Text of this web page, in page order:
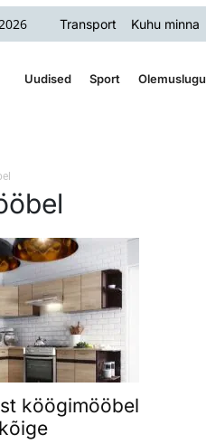
Transport Kuhu minna
Uudised Sport Olemuslugu
köögimööbel